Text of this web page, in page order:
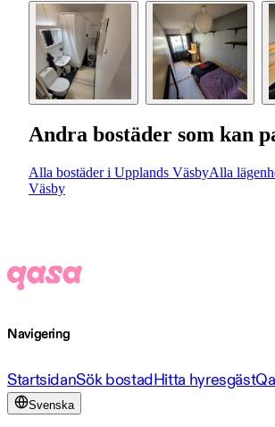
Andra bostäder som kan
Alla bostäder i Upplands VäsbyAlla
Väsby
Navigering
StartsidanSök bostadHitta hyresgäst
Svenska